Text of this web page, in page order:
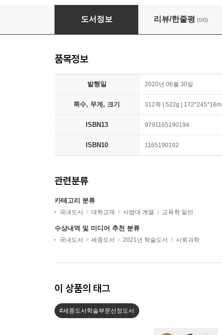
교사교육의 딜레마
도서정보 리뷰/한줄평 (0/0)
품목정보
발행일 2020년 06월 30일
쪽수, 무게, 크기 312쪽 | 522g |
ISBN13 9791165190194
ISBN10 1165190192
관련분류
카테고리 분류
국내도서 대학교재 사범대 계열 교육학 일반
수상내역 및 미디어 추천 분류
국내도서 세종도서 2021년 학술도서 사회과학
이 상품의 태그
#세종도서학술부문선정도서